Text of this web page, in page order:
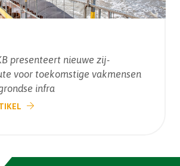
presenteert nieuwe zij-
voor toekomstige vakmensen
infra